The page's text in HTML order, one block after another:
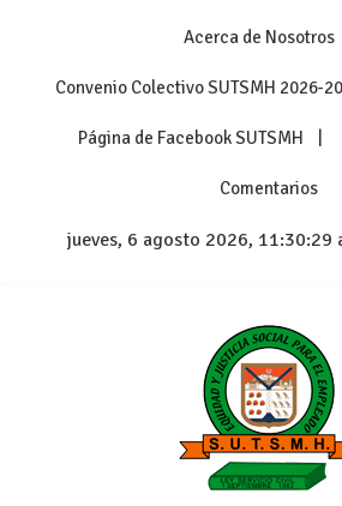
Acerca de Nosotros
Convenio Colectivo SUTSMH 2026-
Página de Facebook SUTSMH
Comentarios
jueves, 6 agosto 2026, 11:30:29